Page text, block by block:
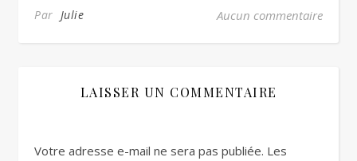
Par Julie Aucun commentaire
LAISSER UN COMMENTAIRE
Votre adresse e-mail ne sera pas publiée. Les